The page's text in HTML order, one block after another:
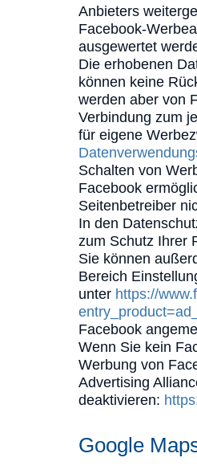
Anbieters
Facebook-
ausgewertet
Die erhobenen
können keine
werden aber von
Verbindung zum
für eigene
Schalten von
Facebook
Seitenbetreiber
In den
zum Schutz Ihrer
Sie können
Bereich
unter https://
Facebook
Wenn Sie kein
Werbung von
Advertising
deaktivieren:
Google